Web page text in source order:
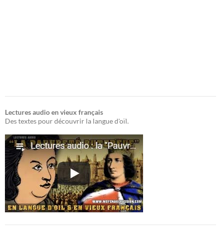
Lectures audio en vieux français
Des textes pour découvrir la langue d'oïl.